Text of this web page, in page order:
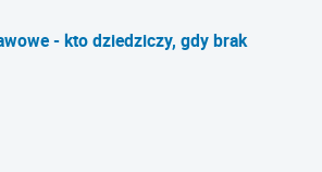
- kto dziedziczy, gdy brak